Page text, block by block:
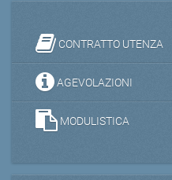
CONTRATTO UTENZA
AGEVOLAZIONI
MODULISTICA